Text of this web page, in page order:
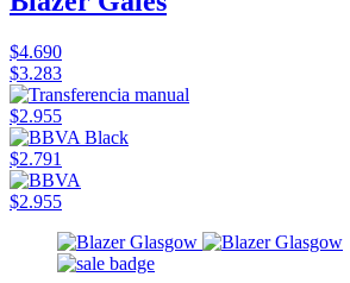
$4.690
$3.283
$2.955
$2.791
$2.955